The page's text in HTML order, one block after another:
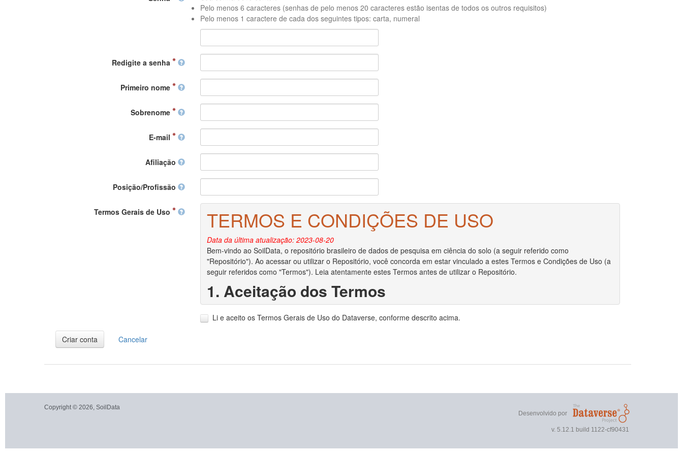
Pelo menos 6 caracteres (senhas de pelo menos 20 caracteres estão isentas de todos os outros requisitos)
Pelo menos 1 caractere de cada dos seguintes tipos: carta, numeral
Redigite a senha
Primeiro nome
Sobrenome
E-mail
Afiliação
Posição/Profissão
Termos Gerais de Uso TERMOS E CONDIÇÕES DE USO
Data da última atualização: 2023-08-20
Bem-vindo ao SoilData, o repositório brasileiro de dados de pesquisa em ciência do solo (a seguir referido como
"Repositório"). Ao acessar ou utilizar o Repositório, você concorda em estar vinculado a estes Termos e Condições de Uso (a
seguir referidos como "Termos"). Leia atentamente estes Termos antes de utilizar o Repositório.
1. Aceitação dos Termos
1.2. Você declara ser o criador/autor dos dados ou ter obtido permissão do criador/autor para depositar qualquer conjunto de
conjunto de dados e você for o proprietário dos direitos autorais, ao aceitar estes Termos, você ainda mantém os direitos
2.2. Se os direitos autorais forem aplicáveis e você não for o proprietário dos direitos autorais, você declara que o proprietário
2.3. Ao depositar dados no Repositório, você concede ao MapBiomas o direito não exclusivo de reproduzir, traduzir e
Li e aceito os Termos Gerais de Uso do Dataverse, conforme descrito acima.
Criar conta Cancelar
Copyright © 2026, SoilData
Desenvolvido por
v. 5.12.1 build 1122-cf90431